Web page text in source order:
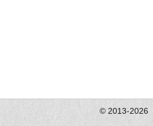
© 2013-2026